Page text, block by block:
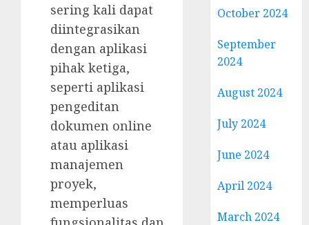
sering kali dapat
diintegrasikan
dengan aplikasi
pihak ketiga,
seperti aplikasi
pengeditan
dokumen online
atau aplikasi
manajemen
proyek,
memperluas
October 2024
September
2024
August 2024
July 2024
June 2024
April 2024
March 2024